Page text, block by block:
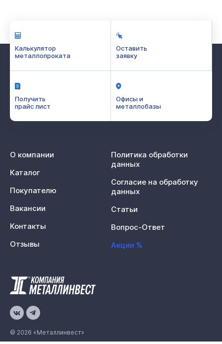
Калькулятор
металлопроката
Оставить
заявку
Получить
прайс лист
Офисы и
металлобазы
© 2026 «Металлинвест»
О компании
Каталог
Покупателю
Вакансии
Контакты
Отзывы
Политика обработки
данных
Согласие на обработку
данных
Статьи
Вопрос-Ответ
Акции %